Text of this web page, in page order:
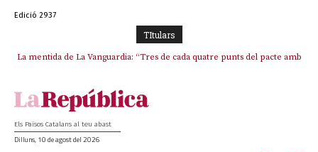
Edició 2937
TItulars
La mentida de La Vanguardia: “Tres de cada quatre punts del pacte amb
La covardia de l’independentisme català frena la caiguda de l’Estat a
Els Països Catalans al teu abast
Dilluns, 10 de agost del 2026